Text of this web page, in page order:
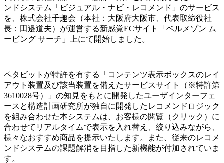
ンドシステム「ビジュアル・ナビ・レコメンド」のサービス
を、株式会社千趣会（本社：大阪府大阪市、代表取締役社
長：田邉道夫）が運営する新感覚ECサイト「ベルメゾン ム
ービング サーチ」上にて開始しました。
ペタビットが特許を有する「コンテンツ表示ボックスのレイ
アウト装置及び該当装置を備えたサービスサイト（※特許第
3610028号）」の知見をもとに開発したユーザインターフェ
ースと構造計画研究所が独自に開発したレコメンドロジック
を組み合わせた本システムは、お客様の閲覧（クリック）に
合わせてリアルタイムで表示を入れ替え、絞り込みながら、
様々なおすすめ商品を提示いたします。また、従来のレコメ
ンドシステムの課題解消を目指した新機能が付加されていま
す。